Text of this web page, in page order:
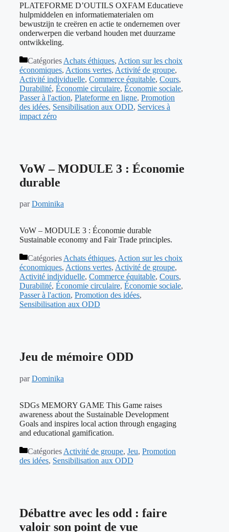
PLATEFORME D’OUTILS OXFAM Educatieve
hulpmiddelen en informatiematerialen om
bewustzijn te creëren en actie te ondernemen over
onderwerpen die verband houden met duurzame
ontwikkeling.
Catégories Achats éthiques, Action sur les choix
économiques, Actions vertes, Activité de groupe,
Activité individuelle, Commerce équitable, Cours,
Durabilité, Économie circulaire, Économie sociale,
Passer à l'action, Plateforme en ligne, Promotion
des idées, Sensibilisation aux ODD, Services à
impact zéro
VoW – MODULE 3 : Économie
durable
parDominika
VoW – MODULE 3 : Économie durable
Sustainable economy and Fair Trade principles.
CatégoriesAchats éthiques, Action sur les choix
économiques, Actions vertes, Activité de groupe,
Activité individuelle, Commerce équitable, Cours,
Durabilité, Économie circulaire, Économie sociale,
Passer à l'action, Promotion des idées,
Sensibilisation aux ODD
Jeu de mémoire ODD
parDominika
SDGs MEMORY GAME This Game raises
awareness about the Sustainable Development
Goals and inspires local action through engaging
and educational gamification.
Catégories Activité de groupe, Jeu, Promotion
des idées, Sensibilisation aux ODD
Débattre avec les odd : faire
valoir son point de vue